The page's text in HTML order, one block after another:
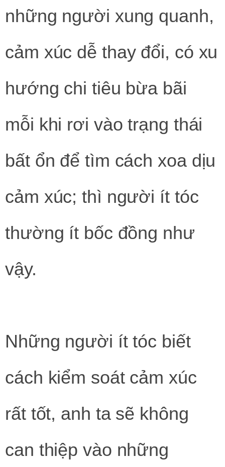
những người xung quanh,
cảm xúc dễ thay đổi, có xu
hướng chi tiêu bừa bãi
mỗi khi rơi vào trạng thái
bất ổn để tìm cách xoa dịu
cảm xúc; thì người ít tóc
thường ít bốc đồng như
vậy.
Những người ít tóc biết
cách kiểm soát cảm xúc
rất tốt, anh ta sẽ không
can thiệp vào những